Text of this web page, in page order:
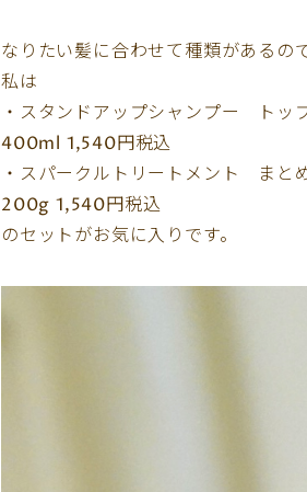
なりたい髪に合わせて種類があるの
私は
・スタンドアップシャンプー トッ
400ml 1,540円税込
・スパークルトリートメント まと
200g 1,540円税込
のセットがお気に入りです。